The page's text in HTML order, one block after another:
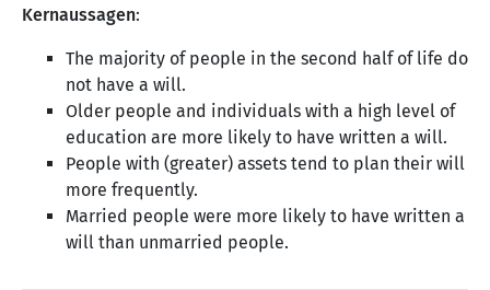
Kernaussagen:
The majority of people in the second half of life do
not have a will.
Older people and individuals with a high level of
education are more likely to have written a will.
People with (greater) assets tend to plan their will
more frequently.
Married people were more likely to have written a
will than unmarried people.